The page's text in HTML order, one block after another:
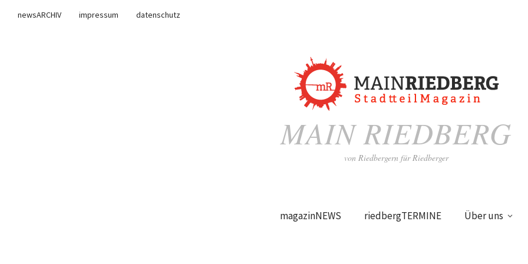
newsARCHIV impressum
datenschutz
MAIN RIEDBERG
von Riedbergern für Riedberger
magazinNEWS riedbergTERMINE Über uns